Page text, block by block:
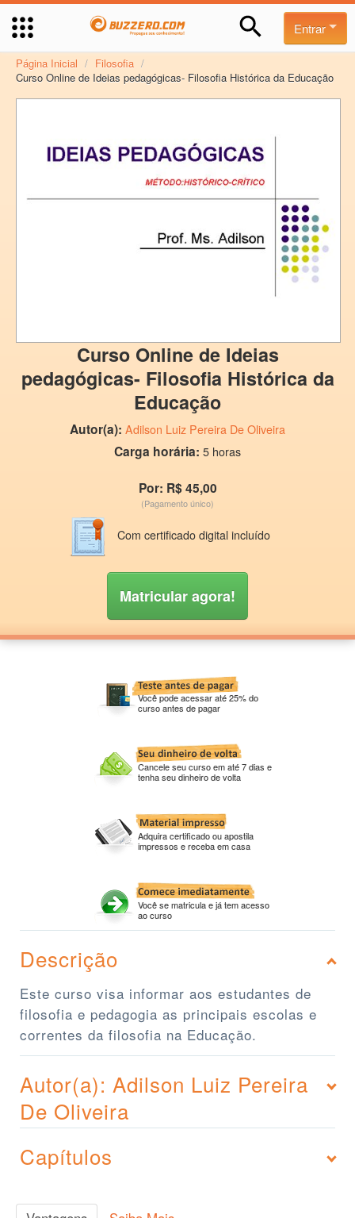
Entrar
Página Inicial / Filosofia /
Curso Online de Ideias pedagógicas- Filosofia Histórica da Educação
Curso Online de Ideias
pedagógicas- Filosofia Histórica da
Educação
Autor(a): Adilson Luiz Pereira De Oliveira
Carga horária: 5 horas
Por: R$ 45,00
(Pagamento único)
Com certificado digital incluído
Matricular agora!
Você pode acessar até 25% do
curso antes de pagar
Cancele seu curso em até 7 dias e
tenha seu dinheiro de volta
Adquira certificado ou apostila
impressos e receba em casa
Você se matricula e já tem acesso
ao curso
Descrição
Este curso visa informar aos estudantes de
filosofia e pedagogia as principais escolas e
correntes da filosofia na Educação.
Autor(a): Adilson Luiz Pereira
De Oliveira
Capítulos